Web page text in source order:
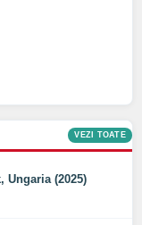
VEZI TOATE
Ungaria (2025)